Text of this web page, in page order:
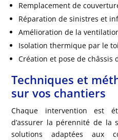
Remplacement de
Réparation de sinistres et
Amélioration de la
Isolation thermique par le
Création et pose de châssis
Techniques et
sur vos chantiers
Chaque intervention est
d’assurer la pérennité de la
solutions adaptées aux